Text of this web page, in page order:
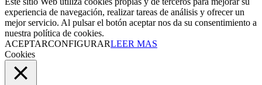
experiencia de navegación, realizar tareas de análisis y ofrecer un
mejor servicio. Al pulsar el botón aceptar nos da su consentimiento a
nuestra política de cookies.
ACEPTARCONFIGURARLEER MAS
Cookies